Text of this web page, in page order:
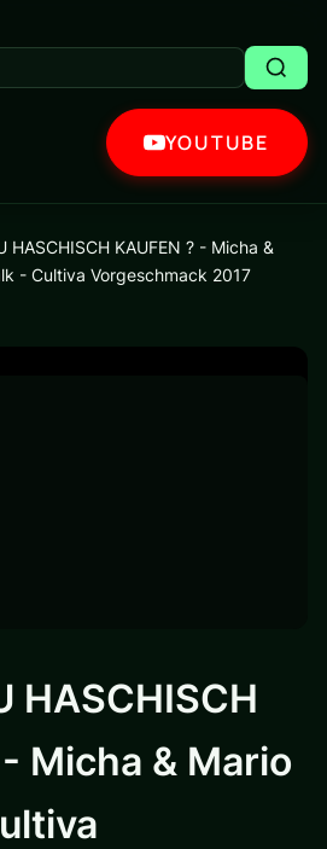
YOUTUBE
HASCHISCH KAUFEN ? - Micha &
- Cultiva Vorgeschmack 2017
HASCHISCH
Micha & Mario